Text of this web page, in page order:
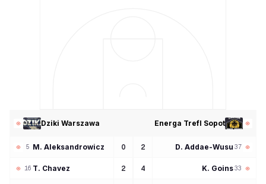
Dziki Warszawa
5 M Aleksandrowicz 0
16 T Chavez 2
Energa Trefl Sopot
37
D Addae-Wusu
2
33
K Goins
4